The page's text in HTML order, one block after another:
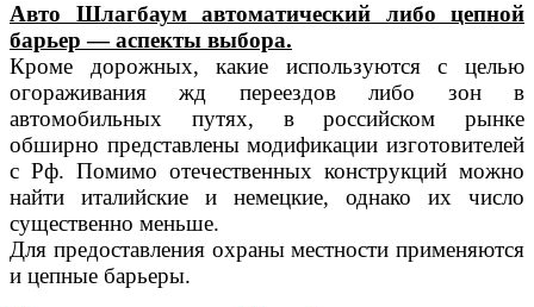
Авто Шлагбаум автоматический либо цепной
барьер — аспекты выбора.
Кроме дорожных, какие используются с целью
огораживания жд переездов либо зон в
автомобильных путях, в российском рынке
обширно представлены модификации изготовителей
с Рф. Помимо отечественных конструкций можно
найти италийские и немецкие, однако их число
существенно меньше.
Для предоставления охраны местности применяются
и цепные барьеры.